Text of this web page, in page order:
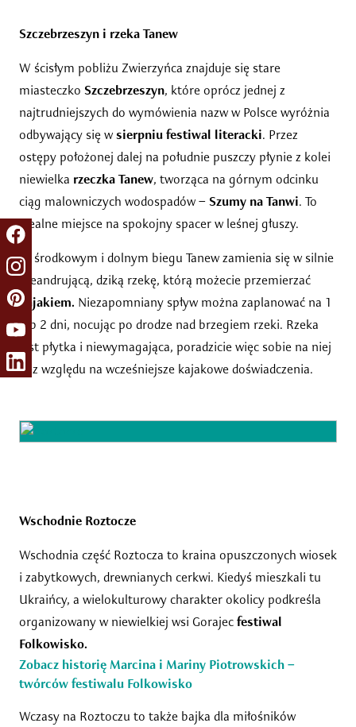
Szczebrzeszyn i rzeka Tanew
W ścisłym pobliżu Zwierzyńca znajduje się stare
miasteczko Szczebrzeszyn, które oprócz jednej z
najtrudniejszych do wymówienia nazw w Polsce wyróżnia
odbywający się wsierpniu festiwal literacki. Przez
ostępy położonej dalej na południe puszczy płynie z kolei
niewielka rzeczka Tanew, tworząca na górnym odcinku
ciąg malowniczych wodospadów –Szumy na Tanwi. To
idealne miejsce na spokojny spacer w leśnej głuszy.
W środkowym i dolnym biegu Tanew zamienia się w silnie
meandrującą, dziką rzekę, którą możecie przemierzać
kajakiem. Niezapomniany spływ można zaplanować na 1
lub 2 dni, nocując po drodze nad brzegiem rzeki. Rzeka
jest płytka i niewymagająca, poradzicie więc sobie na niej
bez względu na wcześniejsze kajakowe doświadczenia.
Wschodnie Roztocze
Wschodnia część Roztocza to kraina opuszczonych wiosek
i zabytkowych, drewnianych cerkwi. Kiedyś mieszkali tu
Ukraińcy, a wielokulturowy charakter okolicy podkreśla
organizowany w niewielkiej wsi Gorajecfestiwal
Folkowisko.
Zobacz historię Marcina i Mariny Piotrowskich –
twórców festiwalu Folkowisko
Wczasy na Roztoczu to także bajka dla miłośników